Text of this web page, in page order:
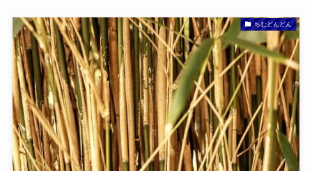
ちむどんどん